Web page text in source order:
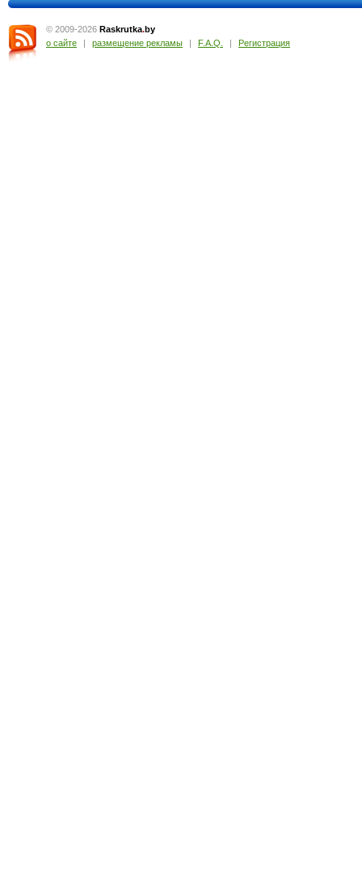
© 2009-2026 Raskrutka.by
о сайте
| размещение рекламы | F.A.Q. | Регистрация